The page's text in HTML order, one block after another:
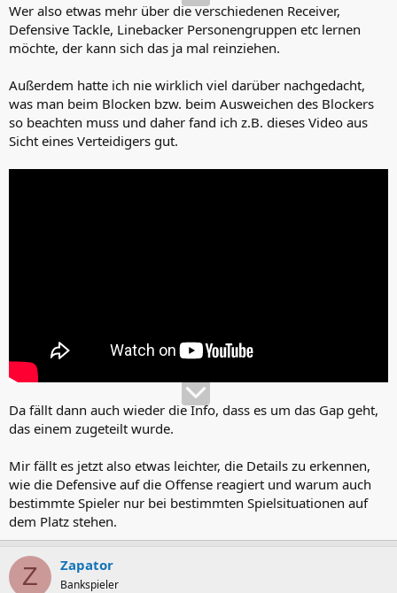
Wer also etwas mehr über die verschiedenen Receiver,
Defensive Tackle, Linebacker Personengruppen etc lernen
möchte, der kann sich das ja mal reinziehen.
Außerdem hatte ich nie wirklich viel darüber nachgedacht,
was man beim Blocken bzw. beim Ausweichen des Blockers
so beachten muss und daher fand ich z.B. dieses Video aus
Sicht eines Verteidigers gut.
Da fällt dann auch wieder die Info, dass es um das Gap geht,
das einem zugeteilt wurde.
Mir fällt es jetzt also etwas leichter, die Details zu erkennen,
wie die Defensive auf die Offense reagiert und warum auch
bestimmte Spieler nur bei bestimmten Spielsituationen auf
dem Platz stehen.
Z Zapator
Bankspieler